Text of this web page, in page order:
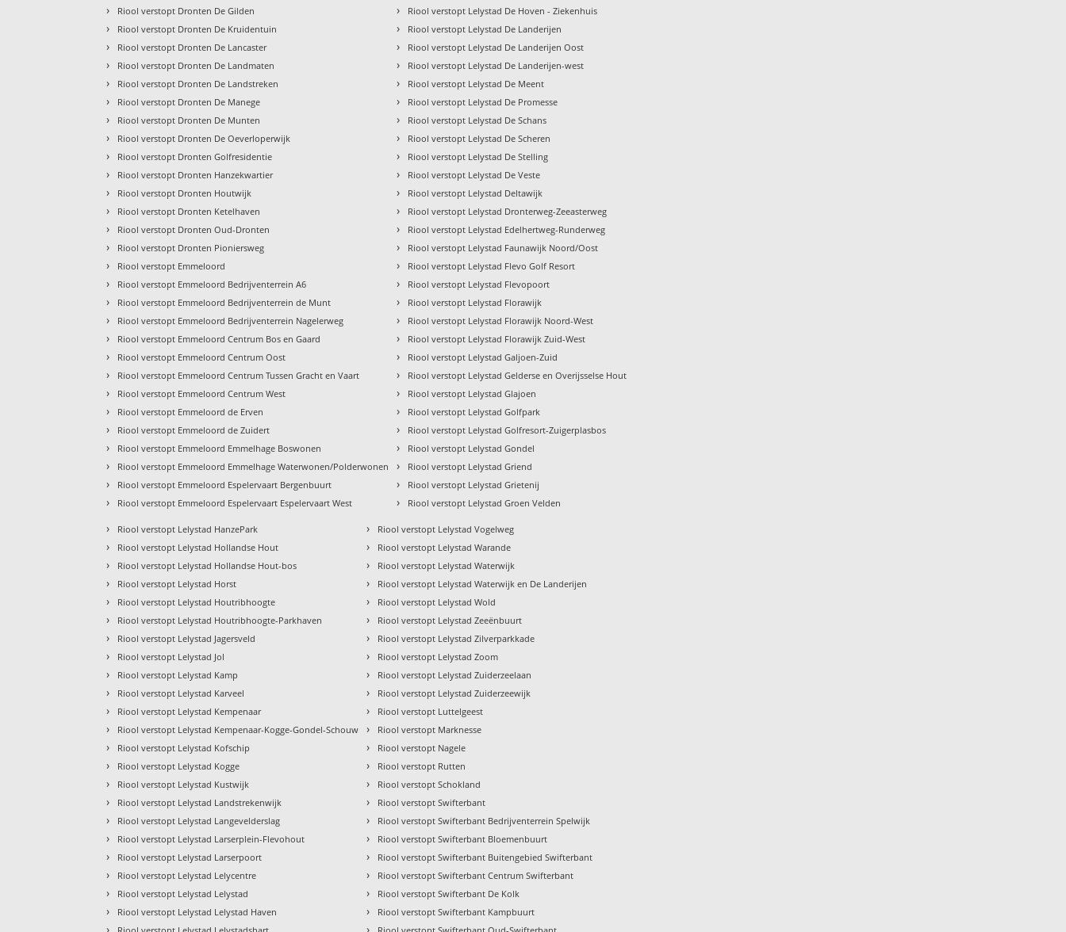
› Riool verstopt Dronten De Gilden
› Riool verstopt Dronten De Kruidentuin
› Riool verstopt Dronten De Lancaster
› Riool verstopt Dronten De Landmaten
› Riool verstopt Dronten De Landstreken
› Riool verstopt Dronten De Manege
› Riool verstopt Dronten De Munten
› Riool verstopt Dronten De Oeverloperwijk
› Riool verstopt Dronten Golfresidentie
› Riool verstopt Dronten Hanzekwartier
› Riool verstopt Dronten Houtwijk
› Riool verstopt Dronten Ketelhaven
› Riool verstopt Dronten Oud-Dronten
› Riool verstopt Dronten Pioniersweg
› Riool verstopt Emmeloord
› Riool verstopt Emmeloord Bedrijventerrein A6
› Riool verstopt Emmeloord Bedrijventerrein de Munt
› Riool verstopt Emmeloord Bedrijventerrein Nagelerweg
› Riool verstopt Emmeloord Centrum Bos en Gaard
› Riool verstopt Emmeloord Centrum Oost
› Riool verstopt Emmeloord Centrum Tussen Gracht en Vaart
› Riool verstopt Emmeloord Centrum West
› Riool verstopt Emmeloord de Erven
› Riool verstopt Emmeloord de Zuidert
› Riool verstopt Emmeloord Emmelhage Boswonen
› Riool verstopt Emmeloord Emmelhage Waterwonen/Polderwonen
› Riool verstopt Emmeloord Espelervaart Bergenbuurt
› Riool verstopt Emmeloord Espelervaart Espelervaart West
› Riool verstopt Lelystad De Hoven - Ziekenhuis
› Riool verstopt Lelystad De Landerijen
› Riool verstopt Lelystad De Landerijen Oost
› Riool verstopt Lelystad De Landerijen-west
› Riool verstopt Lelystad De Meent
› Riool verstopt Lelystad De Promesse
› Riool verstopt Lelystad De Schans
› Riool verstopt Lelystad De Scheren
› Riool verstopt Lelystad De Stelling
› Riool verstopt Lelystad De Veste
› Riool verstopt Lelystad Deltawijk
› Riool verstopt Lelystad Dronterweg-Zeeasterweg
› Riool verstopt Lelystad Edelhertweg-Runderweg
› Riool verstopt Lelystad Faunawijk Noord/Oost
› Riool verstopt Lelystad Flevo Golf Resort
› Riool verstopt Lelystad Flevopoort
› Riool verstopt Lelystad Florawijk
› Riool verstopt Lelystad Florawijk Noord-West
› Riool verstopt Lelystad Florawijk Zuid-West
› Riool verstopt Lelystad Galjoen-Zuid
› Riool verstopt Lelystad Gelderse en Overijsselse Hout
› Riool verstopt Lelystad Glajoen
› Riool verstopt Lelystad Golfpark
› Riool verstopt Lelystad Golfresort-Zuigerplasbos
› Riool verstopt Lelystad Gondel
› Riool verstopt Lelystad Griend
› Riool verstopt Lelystad Grietenij
› Riool verstopt Lelystad Groen Velden
› Riool verstopt Lelystad HanzePark
› Riool verstopt Lelystad Hollandse Hout
› Riool verstopt Lelystad Hollandse Hout-bos
› Riool verstopt Lelystad Horst
› Riool verstopt Lelystad Houtribhoogte
› Riool verstopt Lelystad Houtribhoogte-Parkhaven
› Riool verstopt Lelystad Jagersveld
› Riool verstopt Lelystad Jol
› Riool verstopt Lelystad Kamp
› Riool verstopt Lelystad Karveel
› Riool verstopt Lelystad Kempenaar
› Riool verstopt Lelystad Kempenaar-Kogge-Gondel-Schouw
› Riool verstopt Lelystad Kofschip
› Riool verstopt Lelystad Kogge
› Riool verstopt Lelystad Kustwijk
› Riool verstopt Lelystad Landstrekenwijk
› Riool verstopt Lelystad Langevelderslag
› Riool verstopt Lelystad Larserplein-Flevohout
› Riool verstopt Lelystad Larserpoort
› Riool verstopt Lelystad Lelycentre
› Riool verstopt Lelystad Lelystad
› Riool verstopt Lelystad Lelystad Haven
›
› Riool verstopt Lelystad Vogelweg
› Riool verstopt Lelystad Warande
› Riool verstopt Lelystad Waterwijk
› Riool verstopt Lelystad Waterwijk en De Landerijen
› Riool verstopt Lelystad Wold
› Riool verstopt Lelystad Zeeënbuurt
› Riool verstopt Lelystad Zilverparkkade
› Riool verstopt Lelystad Zoom
› Riool verstopt Lelystad Zuiderzeelaan
› Riool verstopt Lelystad Zuiderzeewijk
› Riool verstopt Luttelgeest
› Riool verstopt Marknesse
› Riool verstopt Nagele
› Riool verstopt Rutten
› Riool verstopt Schokland
› Riool verstopt Swifterbant
› Riool verstopt Swifterbant Bedrijventerrein Spelwijk
› Riool verstopt Swifterbant Bloemenbuurt
› Riool verstopt Swifterbant Buitengebied Swifterbant
› Riool verstopt Swifterbant Centrum Swifterbant
› Riool verstopt Swifterbant De Kolk
› Riool verstopt Swifterbant Kampbuurt
›